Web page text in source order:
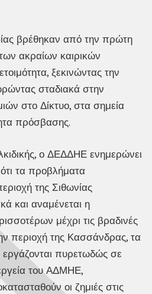
βρέθηκαν από την πρώτη
ακραίων καιρικών
ξεκινώντας την
σταδιακά στην
στο Δίκτυο, στα σημεία
πρόσβασης.
ο ΔΕΔΔΗΕ ενημερώνει
τα προβλήματα
της Σιθωνίας
και αναμένεται η
μέχρι τις βραδινές
περιοχή της Κασσάνδρας, τα
εργάζονται πυρετωδώς σε
του ΑΔΜΗΕ,
οι ζημιές στις